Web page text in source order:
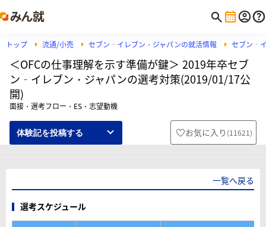
トップ 流通/小売 セブン‐イレブン・ジャパンの就活情報 セブン‐
＜OFCの仕事理解を示す準備が鍵＞ 2019年卒セブ
ン‐イレブン・ジャパンの選考対策(2019/01/17公
開)
面接・選考フロー・ES・志望動機
体験記を投稿する お気に入り (11621)
一覧へ戻る
選考スケジュール